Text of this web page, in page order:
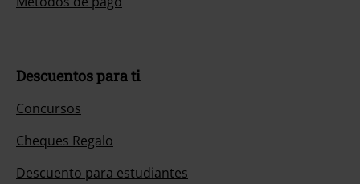
Descuentos para ti
Concursos
Cheques Regalo
Descuento para estudiantes